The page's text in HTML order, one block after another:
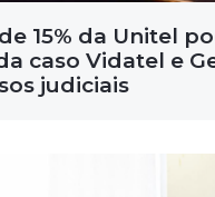
15% da Unitel
caso Vidatel e
judiciais